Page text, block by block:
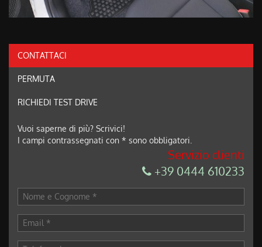
CONTATTACI
PERMUTA
RICHIEDI TEST DRIVE
Vuoi saperne di più? Scrivici!
I campi contrassegnati con * sono obbligatori.
Servizio clienti
+39 0444 610233